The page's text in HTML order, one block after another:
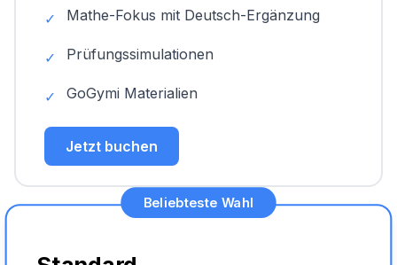
✓ Mathe-Fokus mit Deutsch-Ergänzung
✓ Prüfungssimulationen
✓ GoGymi Materialien
Jetzt buchen
Beliebteste Wahl